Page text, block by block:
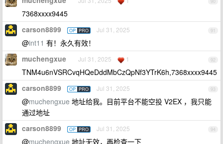
7368xxxx9445
91
carson8899 OP PRO Jul 31, 2025
@int11 有！永久有效！
92
muchengxue Jul 31, 2025 1
TNM4u6nVSRCvqHQeDddMbCzQpNf3YTrK6h,7368xxxx9445
93
carson8899 OP PRO Jul 31, 2025
@muchengxue 地址给我。目前平台不能空投 V2EX ，我只能
通过地址
94
carson8899 OP PRO Jul 31, 2025
@muchengxue 地址无效，再检查一下